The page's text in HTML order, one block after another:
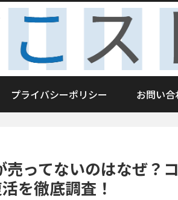
プライバシーポリシー お問い合
売ってないのはなぜ？
を徹底調査！